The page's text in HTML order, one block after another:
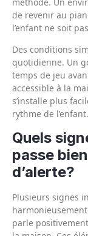
de revenir au
l’enfant ne soit
Des conditions
quotidienne. Un
temps de jeu
accessible à la
s’installe plus
rythme de l’enfant.
Quels
passe
d’alerte?
Plusieurs signes
parle